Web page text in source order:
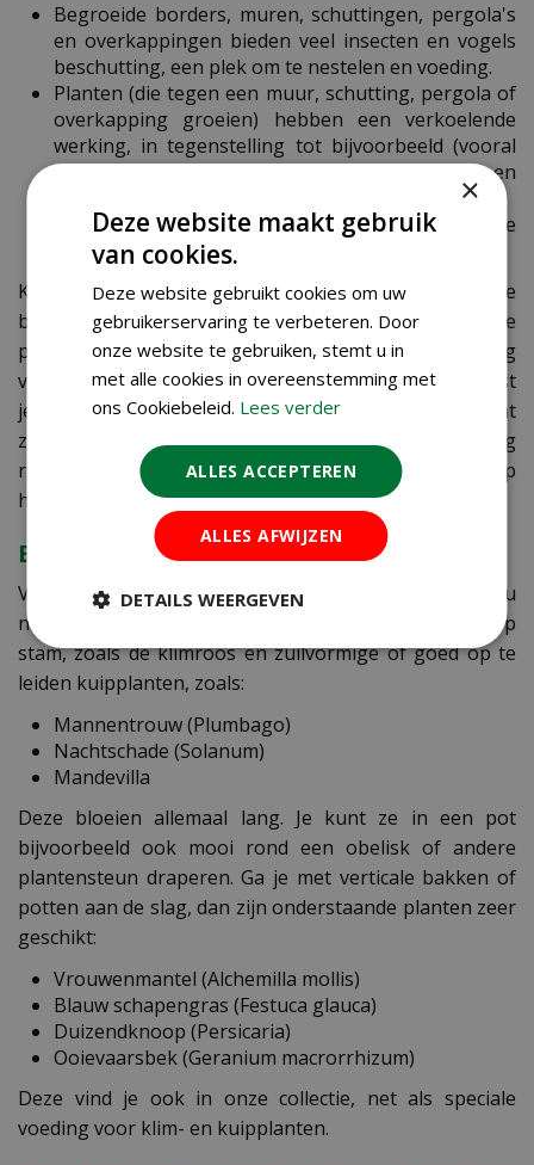
Begroeide borders, muren, schuttingen, pergola's
en overkappingen bieden veel insecten en vogels
beschutting, een plek om te nestelen en voeding.
Planten (die tegen een muur, schutting, pergola of
overkapping groeien) hebben een verkoelende
werking, in tegenstelling tot bijvoorbeeld (vooral
donkere, dus zwarte, antracietkleurige en
Planten nemen bovendien water op waardoor je
wateroverlast in jouw omgeving tegengaat.
Kortom: er zijn alleen maar voordelen wanneer je de
balkon-, gevel- of garagemuur, de schutting, de
pergola of pilaren van de veranda of overkapping
voorziet van levend groen en een kleurrijk gordijn. Wist
je dat je er altijd wel ergens een plekje voor hebt, want
zo véél fleur en kleur als ze verticaal bieden, zó weinig
ruimte ze horizontaal (in de tuingrond of in een pot op
het balkon of terras) innemen.
BLOEMEN OP NIVEAU
Voor planten met bloemen van én op hoog niveau
neem je in ons tuincentrum een kijkje bij struiken op
stam, zoals de klimroos en zuilvormige of goed op te
leiden kuipplanten, zoals:
Mannentrouw (Plumbago)
Nachtschade (Solanum)
Mandevilla
Deze bloeien allemaal lang. Je kunt ze in een pot
bijvoorbeeld ook mooi rond een obelisk of andere
plantensteun draperen. Ga je met verticale bakken of
potten aan de slag, dan zijn onderstaande planten zeer
geschikt:
Vrouwenmantel (Alchemilla mollis)
Blauw schapengras (Festuca glauca)
Duizendknoop (Persicaria)
Ooievaarsbek (Geranium macrorrhizum)
Deze vind je ook in onze collectie, net als speciale
voeding voor klim- en kuipplanten.
×
Deze website maakt gebruik
van cookies.
Deze website gebruikt cookies om uw
gebruikerservaring te verbeteren. Door
onze website te gebruiken, stemt u in
met alle cookies in overeenstemming met
ons Cookiebeleid. Lees verder
ALLES ACCEPTEREN
ALLES AFWIJZEN
DETAILS WEERGEVEN